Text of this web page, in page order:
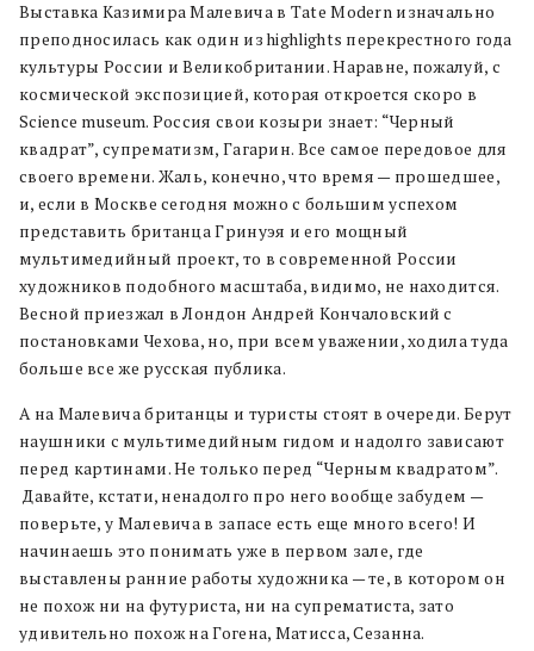
Выставка Казимира Малевича в Tate Modern изначально
преподносилась как один из highlights перекрестного года
культуры России и Великобритании. Наравне, пожалуй, с
космической экспозицией, которая откроется скоро в
Science museum. Россия свои козыри знает: “Черный
квадрат”, супрематизм, Гагарин. Все самое передовое для
своего времени. Жаль, конечно, что время — прошедшее,
и, если в Москве сегодня можно с большим успехом
представить британца Гринуэя и его мощный
мультимедийный проект, то в современной России
художников подобного масштаба, видимо, не находится.
Весной приезжал в Лондон Андрей Кончаловский с
постановками Чехова, но, при всем уважении, ходила туда
больше все же русская публика.
А на Малевича британцы и туристы стоят в очереди. Берут
наушники с мультимедийным гидом и надолго зависают
перед картинами. Не только перед “Черным квадратом”.
Давайте, кстати, ненадолго про него вообще забудем —
поверьте, у Малевича в запасе есть еще много всего! И
начинаешь это понимать уже в первом зале, где
выставлены ранние работы художника — те, в котором он
не похож ни на футуриста, ни на супрематиста, зато
удивительно похож на Гогена, Матисса, Сезанна.